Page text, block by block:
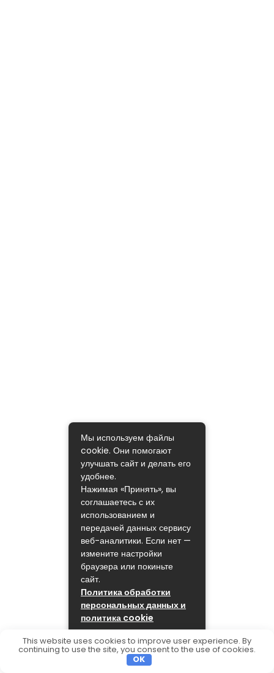
Мы используем файлы
cookie. Они помогают
улучшать сайт и делать его
удобнее.
Нажимая «Принять», вы
соглашаетесь с их
использованием и
передачей данных сервису
веб-аналитики. Если нет —
измените настройки
браузера или покиньте
сайт.
Политика обработки
персональных данных и
политика cookie
ПРИНЯТЬ
This website uses cookies to improve user experience. By
continuing to use the site, you consent to the use of cookies.
OK